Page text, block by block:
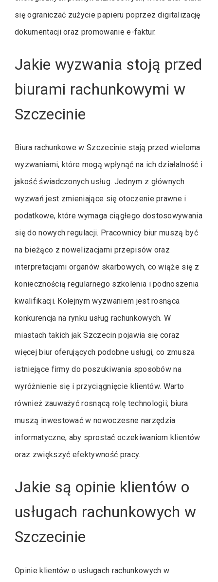
się ograniczać zużycie papieru poprzez digitalizację
dokumentacji oraz promowanie e-faktur.
Jakie wyzwania stoją przed
biurami rachunkowymi w
Szczecinie
Biura rachunkowe w Szczecinie stają przed wieloma
wyzwaniami, które mogą wpłynąć na ich działalność i
jakość świadczonych usług. Jednym z głównych
wyzwań jest zmieniające się otoczenie prawne i
podatkowe, które wymaga ciągłego dostosowywania
się do nowych regulacji. Pracownicy biur muszą być
na bieżąco z nowelizacjami przepisów oraz
interpretacjami organów skarbowych, co wiąże się z
koniecznością regularnego szkolenia i podnoszenia
kwalifikacji. Kolejnym wyzwaniem jest rosnąca
konkurencja na rynku usług rachunkowych. W
miastach takich jak Szczecin pojawia się coraz
więcej biur oferujących podobne usługi, co zmusza
istniejące firmy do poszukiwania sposobów na
wyróżnienie się i przyciągnięcie klientów. Warto
również zauważyć rosnącą rolę technologii; biura
muszą inwestować w nowoczesne narzędzia
informatyczne, aby sprostać oczekiwaniom klientów
oraz zwiększyć efektywność pracy.
Jakie są opinie klientów o
usługach rachunkowych w
Szczecinie
Opinie klientów o usługach rachunkowych w